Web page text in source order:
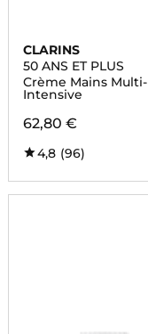
CLARINS
50 ANS ET PLUS
Crème Mains Multi-
Intensive
62,80 €
4,8 (96)